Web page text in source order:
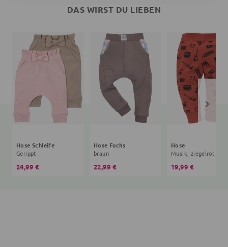
DAS WIRST DU LIEBEN
Hose Schleife
Gerippt
24,99 €
Hose Fuchs
braun
22,99 €
Hose
Musik, ziegelrot
19,99 €